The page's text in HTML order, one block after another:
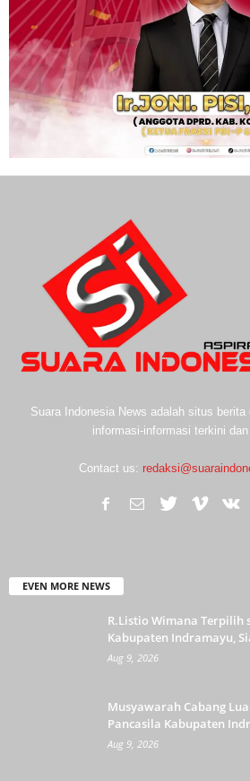
Suara Indonesia News adalah situs
informasi-informasi terkini
Contact us:
EVEN MORE NEWS
R.Listio Wimana Terpilih
Kabupaten Indramayu,
Aug 9, 2026
Musyawarah Cabang
Pancasila Kabupaten
Aug 9, 2026